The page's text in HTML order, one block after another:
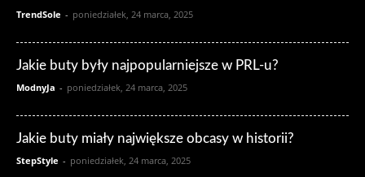
TrendSole - poniedziałek, 24 marca, 2025
Jakie buty były najpopularniejsze w PRL-u?
ModnyJa - poniedziałek, 24 marca, 2025
Jakie buty miały największe obcasy w historii?
StepStyle - poniedziałek, 24 marca, 2025